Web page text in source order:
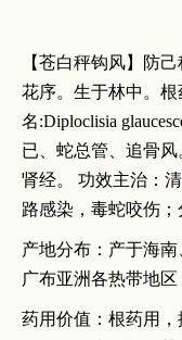
【苍白秤钩风】 防己
花序。生于林中。
名:Diploclisia
已、蛇总管、 追骨风
肾经。
功效主治：
路感染，毒蛇咬伤；
产地分布：产于海南
广布亚洲各热带地区
药用价值：根药用